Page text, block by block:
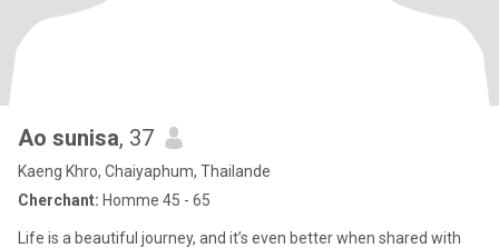
Ao sunisa, 37
Kaeng Khro, Chaiyaphum, Thailande
Cherchant: Homme 45 - 65
Life is a beautiful journey, and it’s even better when shared with